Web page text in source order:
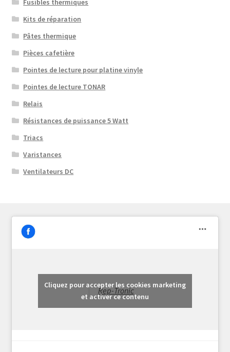
Fusibles thermiques
Kits de réparation
Pâtes thermique
Pièces cafetière
Pointes de lecture pour platine vinyle
Pointes de lecture TONAR
Relais
Résistances de puissance 5 Watt
Triacs
Varistances
Ventilateurs DC
Rep-Tronic
Cliquez pour accepter les cookies marketing
et activer ce contenu